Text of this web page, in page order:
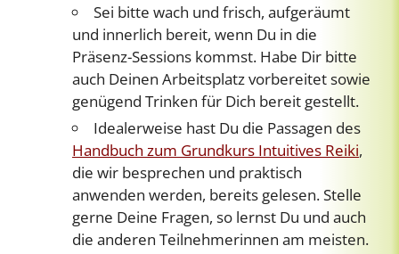
Sei bitte wach und frisch, aufgeräumt
und innerlich bereit, wenn Du in die
Präsenz-Sessions kommst. Habe Dir bitte
auch Deinen Arbeitsplatz vorbereitet sowie
genügend Trinken für Dich bereit gestellt.
Idealerweise hast Du die Passagen des
Handbuch zum Grundkurs Intuitives Reiki,
die wir besprechen und praktisch
anwenden werden, bereits gelesen. Stelle
gerne Deine Fragen, so lernst Du und auch
die anderen Teilnehmerinnen am meisten.